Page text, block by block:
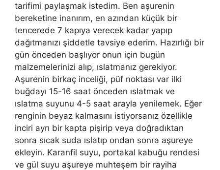
tarifimi paylaşmak istedim. Ben aşurenin
bereketine inanırım, en azından küçük bir
tencerede 7 kapıya verecek kadar yapıp
dağıtmanızı şiddetle tavsiye ederim. Hazırlığı bir
gün önceden başlıyor onun için bugün
malzemelerinizi alıp, ıslatmanız gerekiyor.
Aşurenin birkaç inceliği, püf noktası var ilki
buğdayı 15-16 saat önceden ıslatmak ve
ıslatma suyunu 4-5 saat arayla yenilemek. Eğer
renginin beyaz kalmasını istiyorsanız özellikle
inciri ayrı bir kapta pişirip veya doğradıktan
sonra sıcak suda ıslatıp ondan sonra aşureye
ekleyin. Karanfil suyu, portakal kabuğu rendesi
ve gül suyu aşureye muhteşem bir rayiha